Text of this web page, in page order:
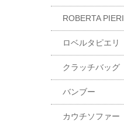
ROBERTA PIERI
ロベルタピエリ
クラッチバッグ
バンブー
カウチソファー